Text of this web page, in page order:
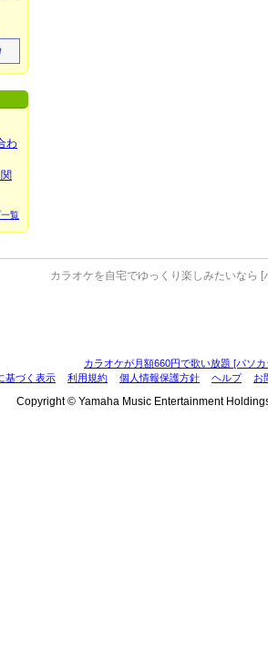
わ
覧
カラオケを自宅でゆっくり楽しみたいなら [
カラオケが月額660円で歌い放題 [パソ
基づく表示
利用規約 個人情報保護方針 ヘルプ お
Copyright © Yamaha Music Entertainment